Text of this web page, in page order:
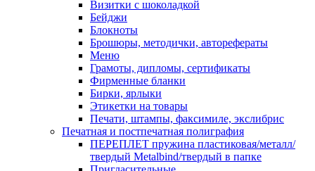
Визитки с шоколадкой
Бейджи
Блокноты
Брошюры, методички, авторефераты
Меню
Грамоты, дипломы, сертификаты
Фирменные бланки
Бирки, ярлыки
Этикетки на товары
Печати, штампы, факсимиле, экслибрис
Печатная и постпечатная полиграфия
ПЕРЕПЛЕТ пружина пластиковая/металл/
твердый Metalbind/твердый в папке